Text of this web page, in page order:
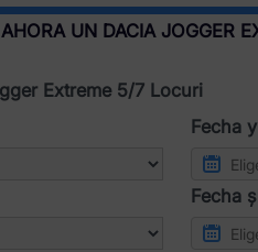
UN DACIA JOGGER
Extreme 5/7 Locuri
Fecha
Fecha